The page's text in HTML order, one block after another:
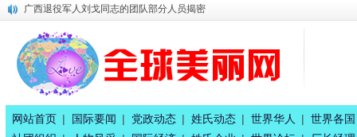
广西退役军人刘戈同志的团队部分人员揭密
广西八一退役军人文工团：为乡村经济发展赋能
百家姓合作互助创业交流会二期在南宁隆重召开
全球百家姓研究组委会今日正式成立！
平陆运河上河图总体发展规划
唐国宣采访奥运会冠军唐灵生
八桂孔雀宴 在南宁隆重开业
网站首页 | 国际要闻 | 党政动态 | 姓氏动态 | 世界华人 | 世界各国